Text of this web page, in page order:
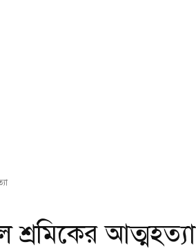
শ্রমিকের আত্মহত্যা